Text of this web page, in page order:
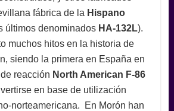
fábrica de la Hispano
últimos denominados HA-132L).
muchos hitos en la historia de
siendo la primera en España en
reacción North American F-86
en base de utilización
norteamericana. En Morón han